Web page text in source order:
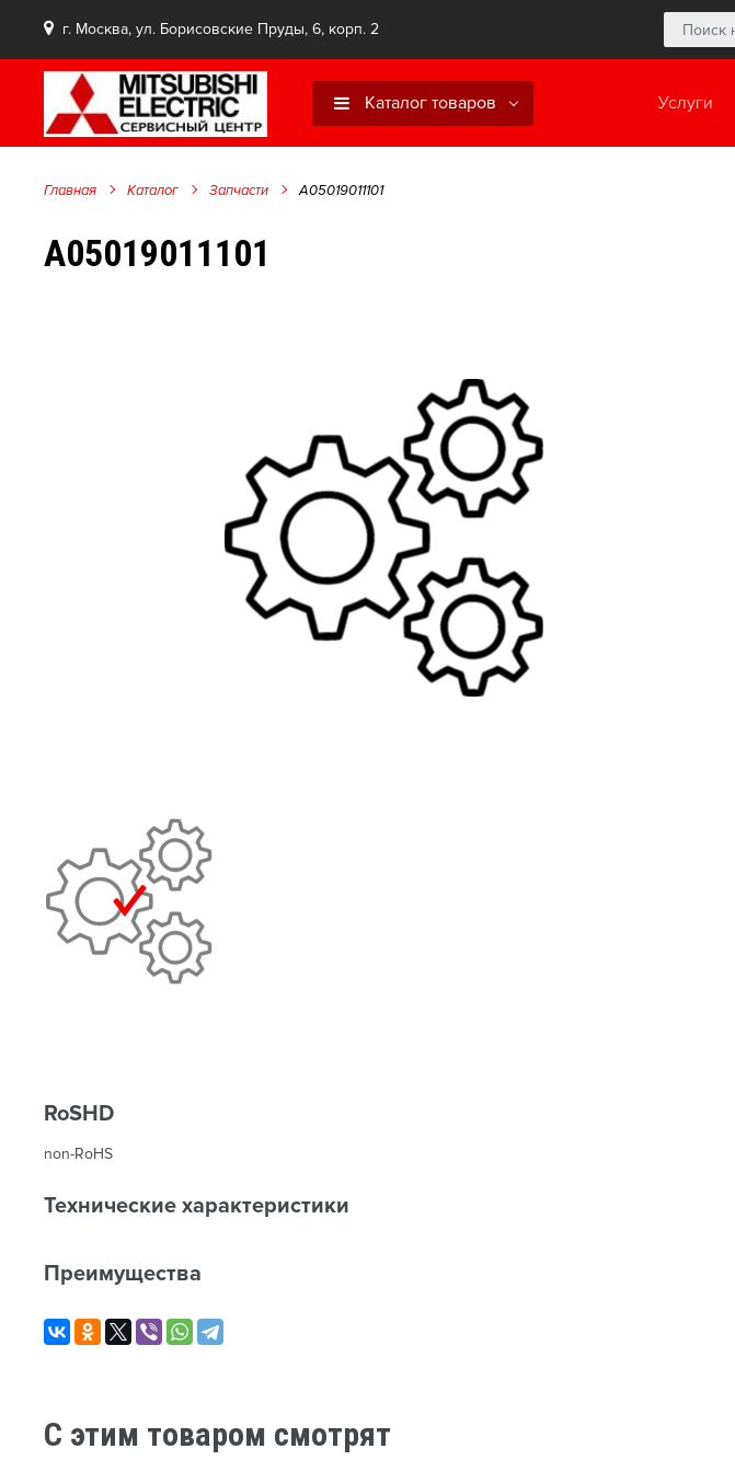
г. Москва, ул. Борисовские Пруды, 6, корп. 2
Услуги
Каталог товаров
Главная Каталог Запчасти A05019011101
A05019011101
RoSHD
non-RoHS
Технические характеристики
Преимущества
C этим товаром смотрят